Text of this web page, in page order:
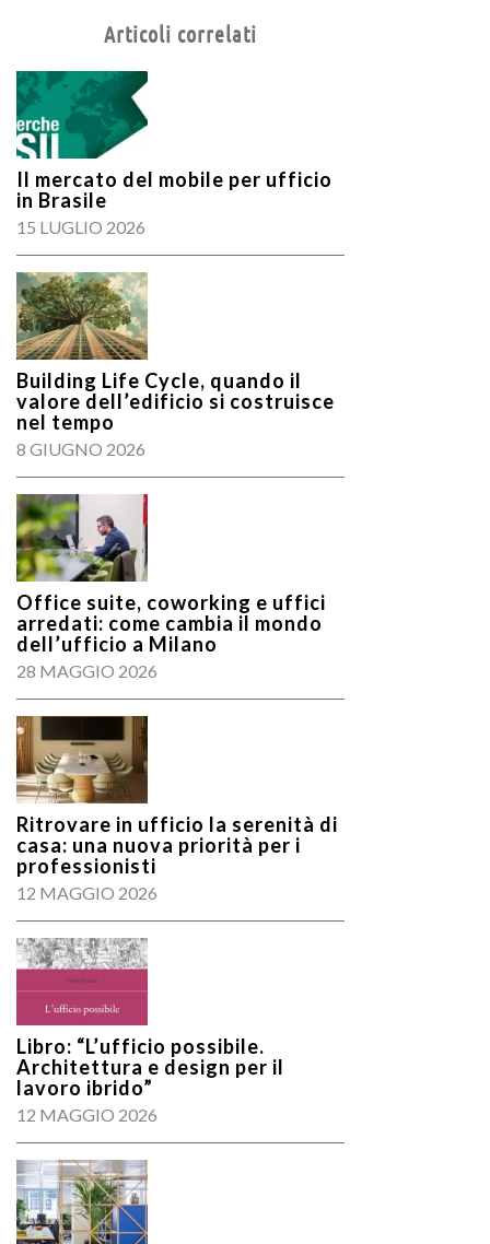
Articoli correlati
Il mercato del mobile per ufficio
in Brasile
15 LUGLIO 2026
Building Life Cycle, quando il
valore dell’edificio si costruisce
nel tempo
8 GIUGNO 2026
Office suite, coworking e uffici
arredati: come cambia il mondo
dell’ufficio a Milano
28 MAGGIO 2026
Ritrovare in ufficio la serenità di
casa: una nuova priorità per i
professionisti
12 MAGGIO 2026
Libro: “L’ufficio possibile.
Architettura e design per il
lavoro ibrido”
12 MAGGIO 2026